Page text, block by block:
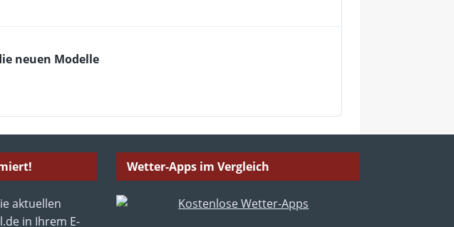
neuen Modelle
aktuellen
in Ihrem E-
Wetter-Apps im Vergleich